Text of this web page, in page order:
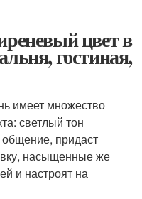
цвет в
гостиная,
имеет множество
светлый тон
общение, придаст
насыщенные же
и настроят на